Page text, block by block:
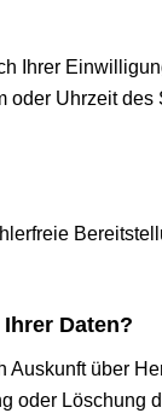
Ihrer
oder Uhrzeit
Daten?
über
oder